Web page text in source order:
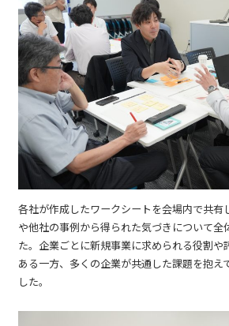
各社が作成したワークシートを会場内で共有
や他社の事例から得られた気づきについて全
た。企業ごとに新規事業に求められる役割や
ある一方、多くの企業が共通した課題を抱え
した。